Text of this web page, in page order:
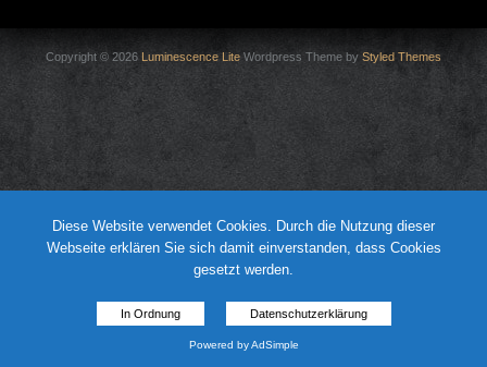
Copyright © 2026 Luminescence Lite Wordpress Theme by Styled Themes
Diese Website verwendet Cookies. Durch die Nutzung dieser
Webseite erklären Sie sich damit einverstanden, dass Cookies
gesetzt werden.
In Ordnung Datenschutzerklärung
Powered by AdSimpleDatenschutzinfo